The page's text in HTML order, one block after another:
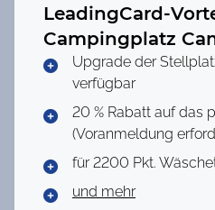
LeadingCard-
Campingplatz
Upgrade der
verfügbar
20 % Rabatt auf das
(Voranmeldung
für 2200 Pkt.
und mehr